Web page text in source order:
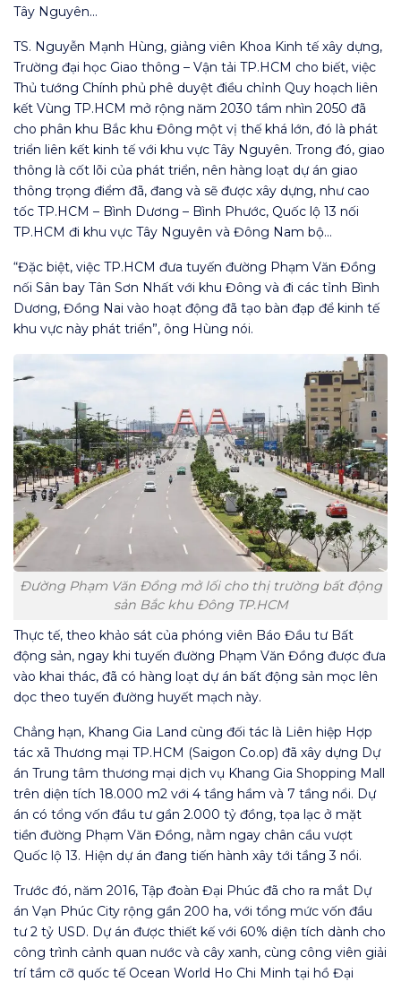
Tây Nguyên…
TS. Nguyễn Mạnh Hùng, giảng viên Khoa Kinh tế xây dựng,
Trường đại học Giao thông – Vận tải TP.HCM cho biết, việc
Thủ tướng Chính phủ phê duyệt điều chỉnh Quy hoạch liên
kết Vùng TP.HCM mở rộng năm 2030 tầm nhìn 2050 đã
cho phân khu Bắc khu Đông một vị thế khá lớn, đó là phát
triển liên kết kinh tế với khu vực Tây Nguyên. Trong đó, giao
thông là cốt lõi của phát triển, nên hàng loạt dự án giao
thông trọng điểm đã, đang và sẽ được xây dựng, như cao
tốc TP.HCM – Bình Dương – Bình Phước, Quốc lộ 13 nối
TP.HCM đi khu vực Tây Nguyên và Đông Nam bộ…
“Đặc biệt, việc TP.HCM đưa tuyến đường Phạm Văn Đồng
nối Sân bay Tân Sơn Nhất với khu Đông và đi các tỉnh Bình
Dương, Đồng Nai vào hoạt động đã tạo bàn đạp để kinh tế
khu vực này phát triển”, ông Hùng nói.
Đường Phạm Văn Đồng mở lối cho thị trường bất động
sản Bắc khu Đông TP.HCM
Thực tế, theo khảo sát của phóng viên Báo Đầu tư Bất
động sản, ngay khi tuyến đường Phạm Văn Đồng được đưa
vào khai thác, đã có hàng loạt dự án bất động sản mọc lên
dọc theo tuyến đường huyết mạch này.
Chẳng hạn, Khang Gia Land cùng đối tác là Liên hiệp Hợp
tác xã Thương mại TP.HCM (Saigon Co.op) đã xây dựng Dự
án Trung tâm thương mại dịch vụ Khang Gia Shopping Mall
trên diện tích 18.000 m2 với 4 tầng hầm và 7 tầng nổi. Dự
án có tổng vốn đầu tư gần 2.000 tỷ đồng, tọa lạc ở mặt
tiền đường Phạm Văn Đồng, nằm ngay chân cầu vượt
Quốc lộ 13. Hiện dự án đang tiến hành xây tới tầng 3 nổi.
Trước đó, năm 2016, Tập đoàn Đại Phúc đã cho ra mắt Dự
án Vạn Phúc City rộng gần 200 ha, với tổng mức vốn đầu
tư 2 tỷ USD. Dự án được thiết kế với 60% diện tích dành cho
công trình cảnh quan nước và cây xanh, cùng công viên giải
trí tầm cỡ quốc tế Ocean World Ho Chi Minh tại hồ Đại